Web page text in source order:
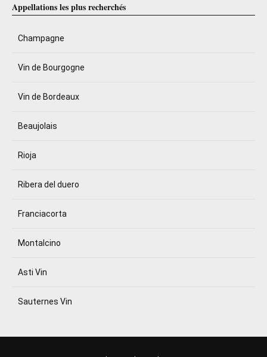
Appellations les plus recherchés
Champagne
Vin de Bourgogne
Vin de Bordeaux
Beaujolais
Rioja
Ribera del duero
Franciacorta
Montalcino
Asti Vin
Sauternes Vin